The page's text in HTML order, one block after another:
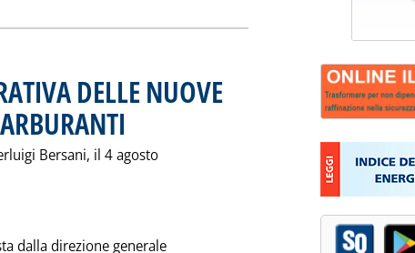
DELLE NUOVE
Bersani, il 4 agosto
dalla direzione generale